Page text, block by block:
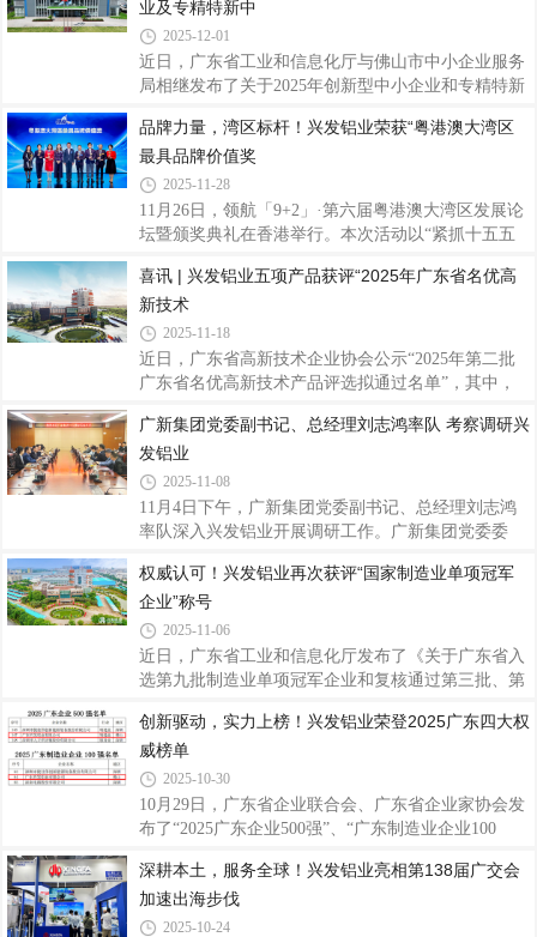
直观展现核心竞争力。投资者一行首先走访
奖，三水公司“1800T单机产能提升”项目荣获三等
奖。充分展现了兴发铝业在精益创效与持续改进方面
的扎实功底与团队活力。训练营结营会议上李俭强进
行优秀项目分享两个获奖项目分别实现关键突
程、建立试模反馈机制等举措，有效提升了幕墙料的
尺寸精度与材料利用效率。“1800T单机产能提升”项
目
业及专精特新中
2025-12-01
近日，广东省工业和信息化厅与佛山市中小企业服务
局相继发布了关于2025年创新型中小企业和专精特新
广东兴发精密制造有限公司（以下简称“兴发铝业精
密制造公司”）凭借扎实的创新实力、突出的专业优
势以及稳健的发展态势，顺利通过这两项重要资质的
复核，标志着公司在持续创新能力、专业发展水平及
精细化经营管理等方面获得了政府与行业的高度认
的基础层级，更是企业创新能力的核心认证标志，其
复评严格考量企业的创新投入、成长性表现及专
品牌力量，湾区标杆！兴发铝业荣获“粤港澳大湾区
最具品牌价值奖
2025-11-28
11月26日，领航「9+2」·第六届粤港澳大湾区发展论
坛暨颁奖典礼在香港举行。本次活动以“紧抓十五五
技及产业界代表，期间，兴发铝业凭借强大的品牌影
响力以及在铝挤压材领域的深厚积累，荣获“粤港澳
大湾区最具品牌价值奖”殊荣，这是对兴发铝业40多
年来深耕主业、锐意进取的充分肯定，也彰显了公司
领先的综合实力与品牌美誉度。据了解，活动自2020
对接与合作发展的重要平台。领航「9+2」·第六届粤
港澳大湾区发展论坛暨颁奖典礼旨在分享湾
喜讯 | 兴发铝业五项产品获评“2025年广东省名优高
新技术
2025-11-18
近日，广东省高新技术企业协会公示“2025年第二批
广东省名优高新技术产品评选拟通过名单”，其中，
铝型材”“汽车部件用高强度、耐腐蚀铝型材”“电子设
备用易切削高精度结构件铝型材”和子公司广东兴发
精密制造有限公司的“建筑铝模板用高可挤压性6xxx
系铝合金型材”“绿色节能铝合金隔音隔热门窗”共五项
产品上榜，是对公司技术创新和产品研发成果转化能
的创新实力和市场竞争力。据悉，“广东省名优高新
技术产品”是广东省推动高质量发展
广新集团党委副书记、总经理刘志鸿率队 考察调研兴
发铝业
2025-11-08
11月4日下午，广新集团党委副书记、总经理刘志鸿
率队深入兴发铝业开展调研工作。广新集团党委委
董事长王立，董事、总经理廖玉庆参加调研。座谈会
上，王立围绕兴发铝业“十四五”期间发展成效、经营
情况、存在问题及下一步工作计划等方面作详细汇
报。与会人员就公司经营、行业动态及市场形
势、“十五五”规划方案等内容展开深入研讨，为兴发
严峻的市场环境中表现出的韧性与成效给予了充分肯
定，并结合“十五五”规划部署，提出五点工作要求
权威认可！兴发铝业再次获评“国家制造业单项冠军
企业”称号
2025-11-06
近日，广东省工业和信息化厅发布了《关于广东省入
选第九批制造业单项冠军企业和复核通过第三批、第
借在技术创新、市场引领、产业链整合等方面的综合
优势，继 2018年认定及2021年复核通过后，今年再次
顺利通过复核，摘得此项国家级殊荣，彰显了公司在
铝加工细分领域的领先地位。据了解，制造业单项冠
军企业是指长期专注于制造业特定细分产品市场，生
球或国内前列的企业，代表全球制造业细分领域最高
发展水平和最强市场实力，且需通过严苛的复
创新驱动，实力上榜！兴发铝业荣登2025广东四大权
威榜单
2025-10-30
10月29日，广东省企业联合会、广东省企业家协会发
布了“2025广东企业500强”、“广东制造业企业100
兴发铝业荣登2025广东企业500强第147位、广东制造
业企业100强第64位、广东创新企业100强第60位；同
期，广东省制造业协会、广东省发展和改革研究院、
深耕本土，服务全球！兴发铝业亮相第138届广交会
加速出海步伐
2025-10-24